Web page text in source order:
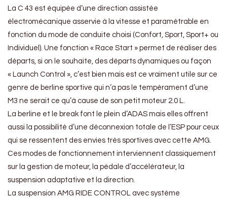
La C 43 est équipée d’une direction assistée
électromécanique asservie à la vitesse et paramétrable en
fonction du mode de conduite choisi (Confort, Sport, Sport+ ou
Individuel). Une fonction « Race Start » permet de réaliser des
départs, si on le souhaite, des départs dynamiques ou façon
« Launch Control », c’est bien mais est ce vraiment utile sur ce
genre de berline sportive qui n’a pas le tempérament d’une
M3 ne serait ce qu’à cause de son petit moteur 2.0 L.
La berline et le break font le plein d’ADAS mais elles offrent
aussi la possibilité d’une déconnexion totale de l’ESP pour ceux
qui se ressentent des envies très sportives avec cette AMG.
Ces modes de fonctionnement interviennent classiquement
sur la gestion de moteur, la pédale d’accélérateur, la
suspension adaptative et la direction.
La suspension AMG RIDE CONTROL avec système